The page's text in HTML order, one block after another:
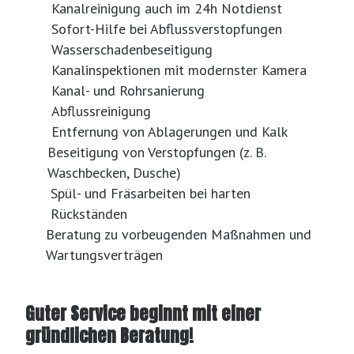
Kanalreinigung auch im 24h Notdienst
Sofort-Hilfe bei Abflussverstopfungen
Wasserschadenbeseitigung
Kanalinspektionen mit modernster Kamera
Kanal- und Rohrsanierung
Abflussreinigung
Entfernung von Ablagerungen und Kalk
Beseitigung von Verstopfungen (z. B.
Waschbecken, Dusche)
Spül- und Fräsarbeiten bei harten
Rückständen
Beratung zu vorbeugenden Maßnahmen und
Wartungsverträgen
Guter Service beginnt mit einer
gründlichen Beratung!